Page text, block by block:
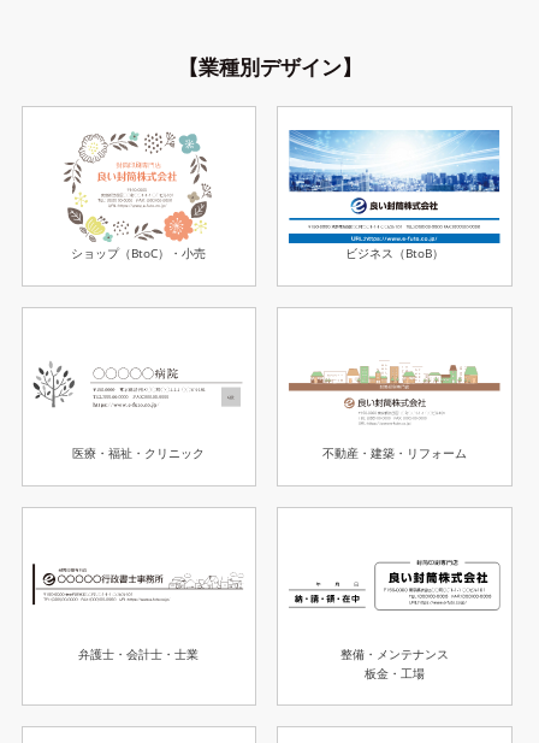
【業種別デザイン】
ショップ（BtoC）・小売 ビジネス（BtoB）
医療・福祉・クリニック 不動産・建築・リフォーム
弁護士・会計士・士業
整備・メンテナンス
板金・工場